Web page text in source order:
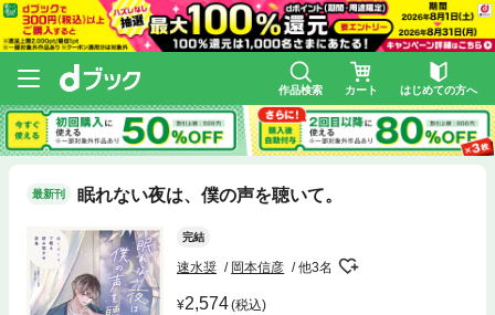
作品検索 カート はじめての方へ
最新刊 眠れない夜は、僕の声を聴いて。
完結
速水奨 岡本信彦 他3名
2,574(税込)